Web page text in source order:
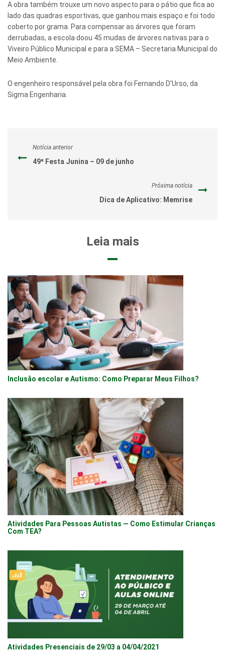
A obra também trouxe um novo aspecto para o pátio que fica ao
lado das quadras esportivas, que ganhou mais espaço e foi todo
coberto por grama. Para compensar as árvores que foram
derrubadas, a escola doou 45 mudas de árvores nativas para o
Viveiro Público Municipal e para a SEMA – Secretaria Municipal do
Meio Ambiente.
O engenheiro responsável pela obra foi Fernando D’Urso, da
Sigma Engenharia.
Notícia anterior
49ª Festa Junina – 09 de junho
Próxima notícia
Dica de Aplicativo: Memrise
Leia mais
Inclusão escolar e Autismo: Como Preparar Meus Filhos?
Atividades Para Pessoas Autistas — Como Estimular Crianças
Com TEA?
Atividades Presenciais de 29/03 a 04/04/2021